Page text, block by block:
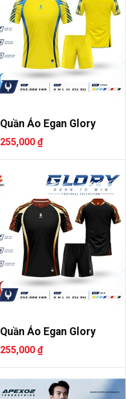
Quần Áo Egan Glory
255,000 ₫
Quần Áo Egan Glory
255,000 ₫